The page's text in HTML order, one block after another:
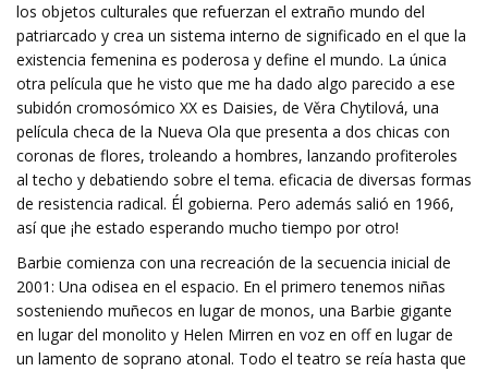
los objetos culturales que refuerzan el extraño mundo del
patriarcado y crea un sistema interno de significado en el que la
existencia femenina es poderosa y define el mundo. La única
otra película que he visto que me ha dado algo parecido a ese
subidón cromosómico XX es Daisies, de Věra Chytilová, una
película checa de la Nueva Ola que presenta a dos chicas con
coronas de flores, troleando a hombres, lanzando profiteroles
al techo y debatiendo sobre el tema. eficacia de diversas formas
de resistencia radical. Él gobierna. Pero además salió en 1966,
así que ¡he estado esperando mucho tiempo por otro!
Barbie comienza con una recreación de la secuencia inicial de
2001: Una odisea en el espacio. En el primero tenemos niñas
sosteniendo muñecos en lugar de monos, una Barbie gigante
en lugar del monolito y Helen Mirren en voz en off en lugar de
un lamento de soprano atonal. Todo el teatro se reía hasta que